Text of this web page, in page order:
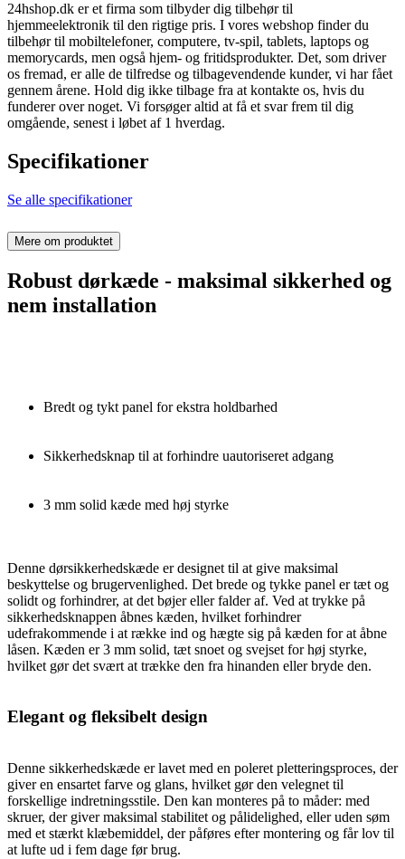
24hshop.dk er et firma som tilbyder dig tilbehør til
hjemmeelektronik til den rigtige pris. I vores webshop finder du
tilbehør til mobiltelefoner, computere, tv-spil, tablets, laptops og
memorycards, men også hjem- og fritidsprodukter. Det, som driver
os fremad, er alle de tilfredse og tilbagevendende kunder, vi har fået
gennem årene. Hold dig ikke tilbage fra at kontakte os, hvis du
funderer over noget. Vi forsøger altid at få et svar frem til dig
omgående, senest i løbet af 1 hverdag.
Specifikationer
Se alle specifikationer
Mere om produktet
Robust dørkæde - maksimal sikkerhed og
nem installation
Bredt og tykt panel for ekstra holdbarhed
Sikkerhedsknap til at forhindre uautoriseret adgang
3 mm solid kæde med høj styrke
Denne dørsikkerhedskæde er designet til at give maksimal
beskyttelse og brugervenlighed. Det brede og tykke panel er tæt og
solidt og forhindrer, at det bøjer eller falder af. Ved at trykke på
sikkerhedsknappen åbnes kæden, hvilket forhindrer
udefrakommende i at række ind og hægte sig på kæden for at åbne
låsen. Kæden er 3 mm solid, tæt snoet og svejset for høj styrke,
hvilket gør det svært at trække den fra hinanden eller bryde den.
Elegant og fleksibelt design
Denne sikkerhedskæde er lavet med en poleret pletteringsproces, der
giver en ensartet farve og glans, hvilket gør den velegnet til
forskellige indretningsstile. Den kan monteres på to måder: med
skruer, der giver maksimal stabilitet og pålidelighed, eller uden søm
med et stærkt klæbemiddel, der påføres efter montering og får lov til
at lufte ud i fem dage før brug.